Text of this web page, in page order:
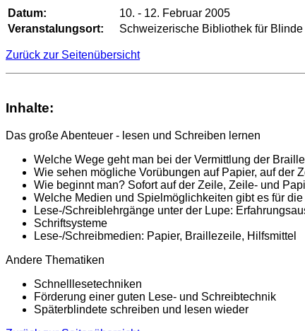
Datum:
10. - 12. Februar 2005
Veranstalungsort:
Schweizerische Bibliothek für
Zurück zur Seitenübersicht
Inhalte:
Das große Abenteuer - lesen und Schreiben lernen
Welche Wege geht man bei der Vermittlung der
Wie sehen mögliche Vorübungen auf Papier, auf der
Wie beginnt man? Sofort auf der Zeile, Zeile- und
Welche Medien und Spielmöglichkeiten gibt es für
Lese-/Schreiblehrgänge unter der Lupe:
Schriftsysteme
Lese-/Schreibmedien: Papier, Braillezeile, Hilfsmittel
Andere Thematiken
Schnelllesetechniken
Förderung einer guten Lese- und Schreibtechnik
Späterblindete schreiben und lesen wieder